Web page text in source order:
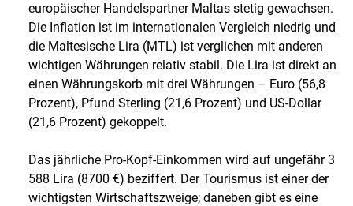
europäischer Handelspartner Maltas stetig gewachsen.
Die Inflation ist im internationalen Vergleich niedrig und
die Maltesische Lira (MTL) ist verglichen mit anderen
wichtigen Währungen relativ stabil. Die Lira ist direkt an
einen Währungskorb mit drei Währungen – Euro (56,8
Prozent), Pfund Sterling (21,6 Prozent) und US-Dollar
(21,6 Prozent) gekoppelt.
Das jährliche Pro-Kopf-Einkommen wird auf ungefähr 3
588 Lira (8700 €) beziffert. Der Tourismus ist einer der
wichtigsten Wirtschaftszweige; daneben gibt es eine